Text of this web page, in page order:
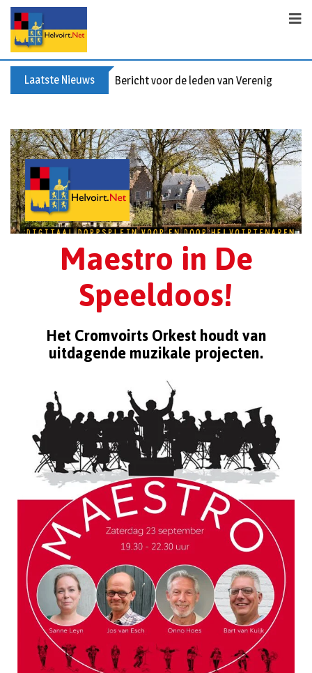
Laatste Nieuws Bericht voor de leden van Vereniging 55+
Maestro in De
Speeldoos!
Het Cromvoirts Orkest houdt van
uitdagende muzikale projecten.